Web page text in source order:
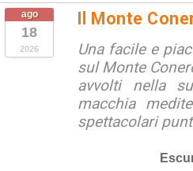
ago
18
2026
Il Monte
Una facile e
sul Monte
avvolti nella
macchia
spettacolari